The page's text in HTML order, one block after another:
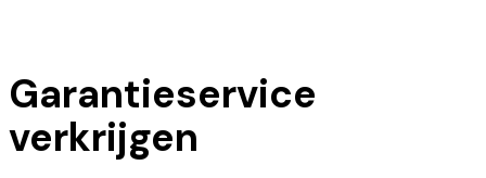
Garantieservice
verkrijgen